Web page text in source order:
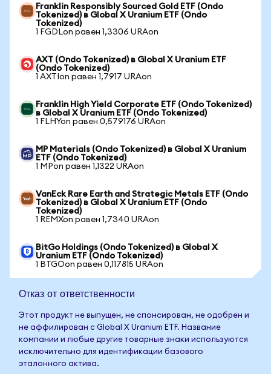
Franklin Responsibly Sourced Gold ETF (Ondo
Tokenized) в Global X Uranium ETF (Ondo
Tokenized)
1 FGDLon равен 1,3306 URAon
AXT (Ondo Tokenized) в Global X Uranium ETF
(Ondo Tokenized)
1 AXTIon равен 1,7917 URAon
Franklin High Yield Corporate ETF (Ondo Tokenized)
в Global X Uranium ETF (Ondo Tokenized)
1 FLHYon равен 0,579176 URAon
MP Materials (Ondo Tokenized) в Global X Uranium
ETF (Ondo Tokenized)
1 MPon равен 1,1322 URAon
VanEck Rare Earth and Strategic Metals ETF (Ondo
Tokenized) в Global X Uranium ETF (Ondo
Tokenized)
1 REMXon равен 1,7340 URAon
BitGo Holdings (Ondo Tokenized) в Global X
Uranium ETF (Ondo Tokenized)
1 BTGOon равен 0,117815 URAon
Отказ от ответственности
Этот продукт не выпущен, не спонсирован, не одобрен и
не аффилирован с Global X Uranium ETF. Название
компании и любые другие товарные знаки используются
исключительно для идентификации базового
эталонного актива.